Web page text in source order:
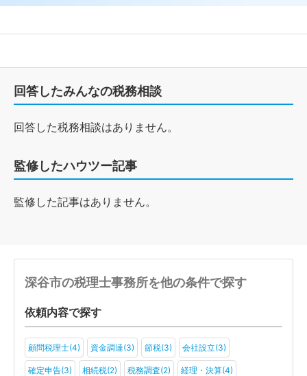
回答したみんなの税務相談
回答した税務相談はありません。
監修したハウツー記事
監修した記事はありません。
深谷市の税理士事務所を他の条件で探す
依頼内容で探す
顧問税理士(4) 資金調達(3) 節税(3) 会社設立(3)
確定申告(3) 相続税(2) 税務調査(2) 経理・決算(4)